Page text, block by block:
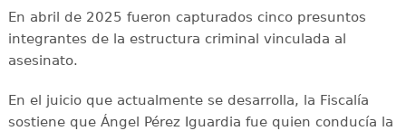
En abril de 2025 fueron capturados cinco presuntos
integrantes de la estructura criminal vinculada al
asesinato.
En el juicio que actualmente se desarrolla, la Fiscalía
sostiene que Ángel Pérez Iguardia fue quien conducía la